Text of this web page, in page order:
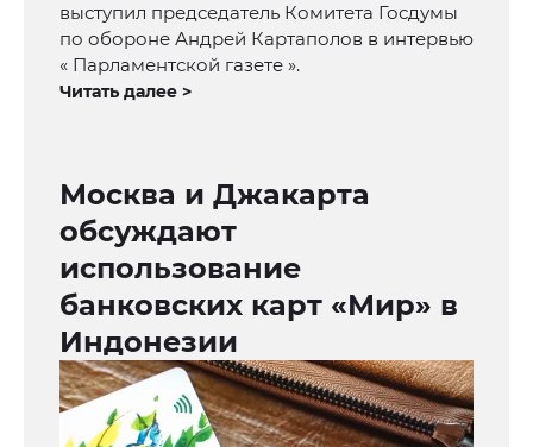
выступил председатель Комитета Госдумы
по обороне Андрей Картаполов в интервью
« Парламентской газете ».
Читать далее >
Москва и Джакарта
обсуждают
использование
банковских карт «Мир» в
Индонезии